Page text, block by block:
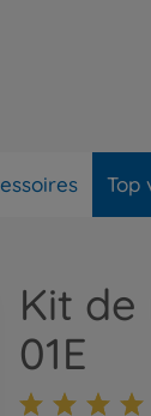
Top
Kit
01E